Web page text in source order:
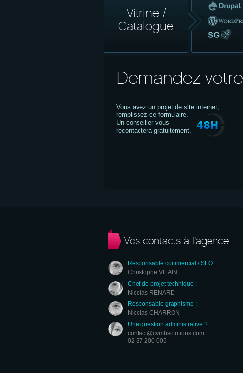
Vitrine /
Catalogue
Demandez votre
Vous avez un projet de site internet,
remplissez ce formulaire.
Un conseiller vous
recontactera gratuitement.
Vos contacts à l’agence
Responsable commercial / SEO :
Christophe VILAIN
Chef de projet technique :
Nicolas RENARD
Responsable graphisme :
Nicolas CHARRON
Une question administrative ?
contact@cvmhsolutions.com
02 37 200 005